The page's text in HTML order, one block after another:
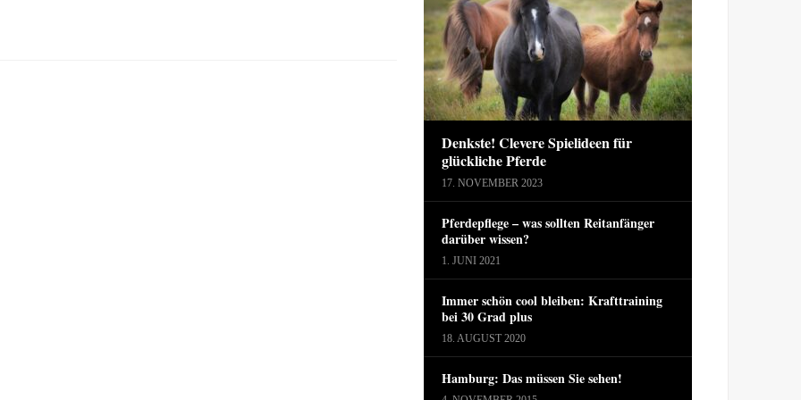
Denkste! Clevere Spielideen für
glückliche Pferde
17. NOVEMBER 2023
Pferdepflege – was sollten Reitanfänger
darüber wissen?
1. JUNI 2021
Immer schön cool bleiben: Krafttraining
bei 30 Grad plus
18. AUGUST 2020
Hamburg: Das müssen Sie sehen!